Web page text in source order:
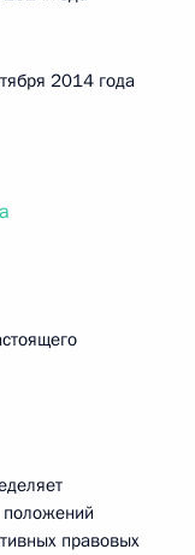
года
положений
правовых